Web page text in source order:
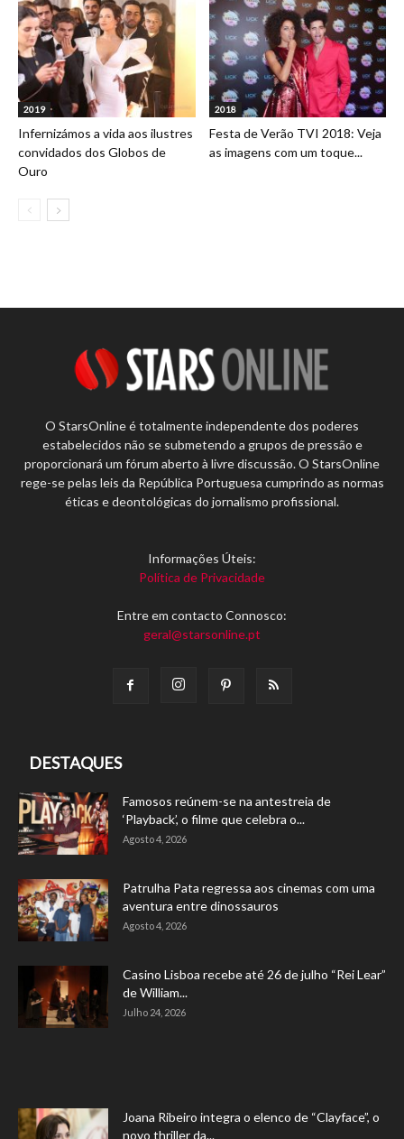
2019
Infernizámos a vida aos ilustres
convidados dos Globos de
Ouro
2018
Festa de Verão TVI 2018: Veja
as imagens com um toque...
O StarsOnline é totalmente independente dos poderes
estabelecidos não se submetendo a grupos de pressão e
proporcionará um fórum aberto à livre discussão. O StarsOnline
rege-se pelas leis da República Portuguesa cumprindo as normas
éticas e deontológicas do jornalismo profissional.
Informações Úteis:
Política de Privacidade
Entre em contacto Connosco:
geral@starsonline.pt
DESTAQUES
Famosos reúnem-se na antestreia de
‘Playback’, o filme que celebra o...
Agosto 4, 2026
Patrulha Pata regressa aos cinemas com uma
aventura entre dinossauros
Agosto 4, 2026
Casino Lisboa recebe até 26 de julho “Rei Lear”
de William...
Julho 24, 2026
Joana Ribeiro integra o elenco de “Clayface”, o
novo thriller da...